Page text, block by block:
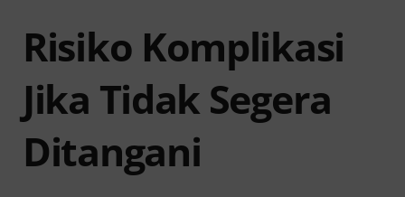
Risiko Komplikasi
Jika Tidak Segera
Ditangani